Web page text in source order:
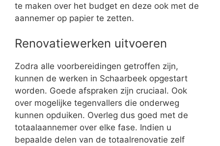
te maken over het budget en deze ook met de
aannemer op papier te zetten.
Renovatiewerken uitvoeren
Zodra alle voorbereidingen getroffen zijn,
kunnen de werken in Schaarbeek opgestart
worden. Goede afspraken zijn cruciaal. Ook
over mogelijke tegenvallers die onderweg
kunnen opduiken. Overleg dus goed met de
totaalaannemer over elke fase. Indien u
bepaalde delen van de totaalrenovatie zelf